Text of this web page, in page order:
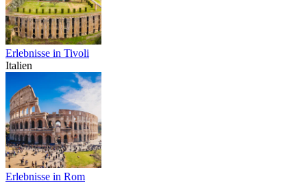
Erlebnisse in Tivoli
Italien
Erlebnisse in Rom